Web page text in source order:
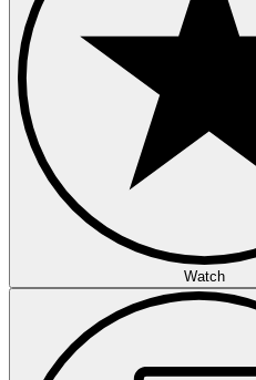
Watch